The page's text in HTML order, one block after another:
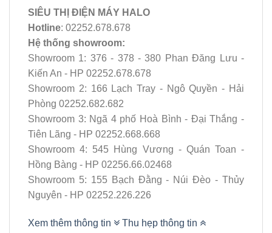
SIÊU THỊ ĐIỆN MÁY HALO
Hotline: 02252.678.678
Hệ thống showroom:
Showroom 1: 376 - 378 - 380 Phan Đăng Lưu -
Kiến An - HP 02252.678.678
Showroom 2: 166 Lạch Tray - Ngô Quyền - Hải
Phòng 02252.682.682
Showroom 3: Ngã 4 phố Hoà Bình - Đại Thắng -
Tiên Lãng - HP 02252.668.668
Showroom 4: 545 Hùng Vương - Quán Toan -
Hồng Bàng - HP 02256.66.02468
Showroom 5: 155 Bạch Đằng - Núi Đèo - Thủy
Nguyên - HP 02252.226.226
Xem thêm thông tin Thu hẹp thông tin